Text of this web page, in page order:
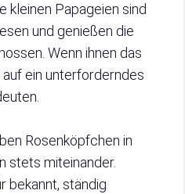
kleinen Papageien sind
und genießen die
Wenn ihnen das
ein unterforderndes
Rosenköpfchen in
stets miteinander.
bekannt, ständig